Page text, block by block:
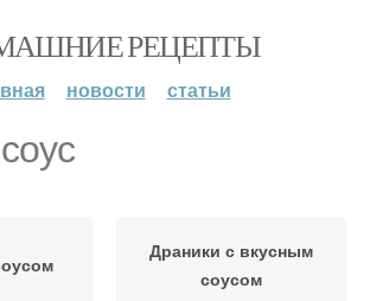
РЕЦЕПТЫ
новости статьи
Драники с вкусным
соусом